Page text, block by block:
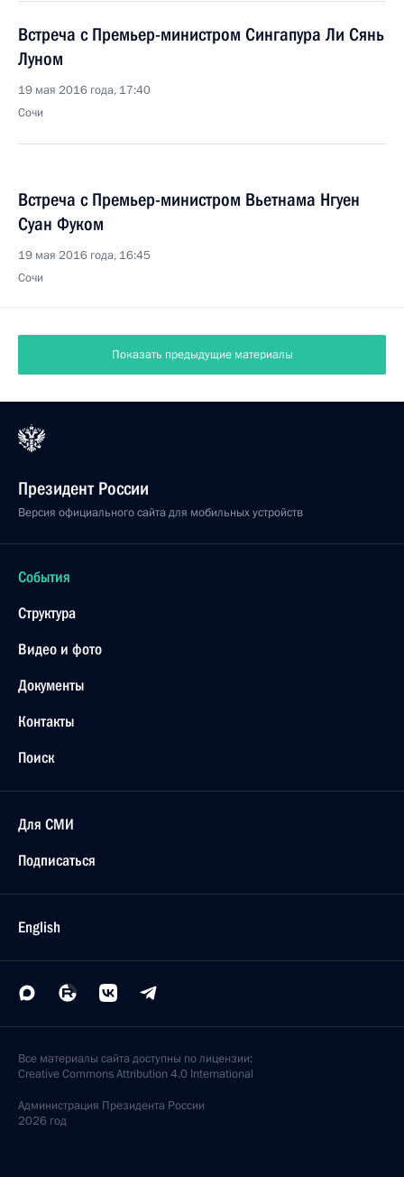
Встреча с Премьер-министром Сингапура Ли Сянь
Луном
19 мая 2016 года, 17:40
Сочи
Встреча с Премьер-министром Вьетнама Нгуен
Суан Фуком
19 мая 2016 года, 16:45
Сочи
Показать предыдущие материалы
Президент России
Версия официального сайта для мобильных устройств
События
Структура
Видео и фото
Документы
Контакты
Поиск
Для СМИ
Подписаться
English
Все материалы сайта доступны по лицензии:
Creative Commons Attribution 4.0 International
Администрация Президента России
2026 год